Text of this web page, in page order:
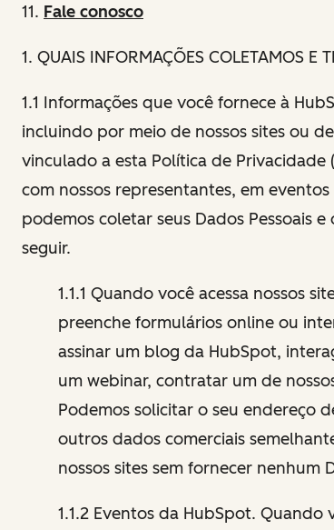
11. Fale conosco
1. QUAIS INFORMAÇÕES COLETAMOS E
1.1 Informações que você fornece à
incluindo por meio de nossos sites ou
vinculado a esta Política de Privacidade
com nossos representantes, em
podemos coletar seus Dados Pessoais
seguir.
1.1.1 Quando você acessa nossos
preenche formulários online ou
assinar um blog da HubSpot,
um webinar, contratar um de
Podemos solicitar o seu endereço
outros dados comerciais
nossos sites sem fornecer nenhum
1.1.2 Eventos da HubSpot.